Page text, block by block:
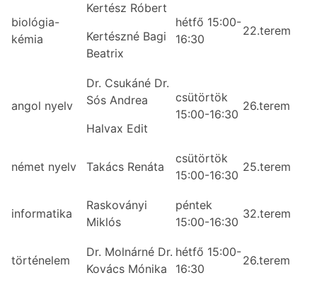
biológia-
kémia
Kertész Róbert
Kertészné Bagi
Beatrix
hétfő 15:00-
16:30
22.terem
angol nyelv
Dr. Csukáné Dr.
Sós Andrea
Halvax Edit
csütörtök
15:00-16:30
26.terem
német nyelv Takács Renáta
csütörtök
15:00-16:30
25.terem
informatika
Raskoványi
Miklós
péntek
15:00-16:30
32.terem
történelem
Dr. Molnárné Dr.
Kovács Mónika
hétfő 15:00-
16:30
26.terem